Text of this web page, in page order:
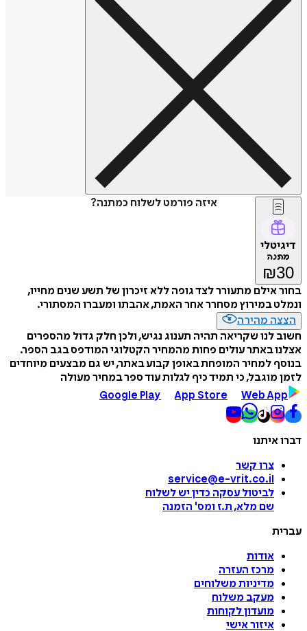
איזה פורמט לשלוח כמתנה?
דיגיטלי
מתנה
₪30
בחור אילם מתעורר לצד גופה ללא זיכרון של תשע שנים מחייו,
ונמלט במירוץ מסחרר אחר האמת, אהבתו ומעברו המסתורי.
הצצה מהירה
חשוב לנו שקריאה תהיה תענוג נגיש, ולכן חלק גדול מהספרים
אצלנו באתר עולים פחות מהמחיר הקטלוגי המודפס בגב הספר.
בנוסף למחיר המופחת באופן קבוע באתר, יש גם מבצעים מיוחדים
לזמן מוגבל, כי תמיד כיף לגלות עוד ספר במחיר מעולה
Google Play
App Store Web App
דברו איתנו
צרו קשר
service@e-vrit.co.il
לביטול עסקה כדין יש לשלוח
שם מלא, ת.ז ומס' הזמנה
עברית
אודות
מרכז העזרה
מדיניות משלוחים
מעקב משלוח
מועדון לקוחות
איזור אישי